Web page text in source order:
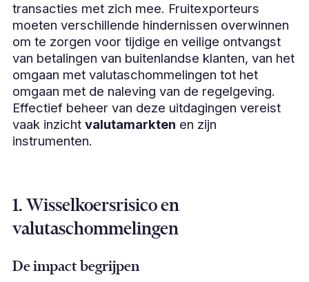
transacties met zich mee. Fruitexporteurs
moeten verschillende hindernissen overwinnen
om te zorgen voor tijdige en veilige ontvangst
van betalingen van buitenlandse klanten, van het
omgaan met valutaschommelingen tot het
omgaan met de naleving van de regelgeving.
Effectief beheer van deze uitdagingen vereist
vaak inzicht valutamarkten en zijn
instrumenten.
1. Wisselkoersrisico en
valutaschommelingen
De impact begrijpen